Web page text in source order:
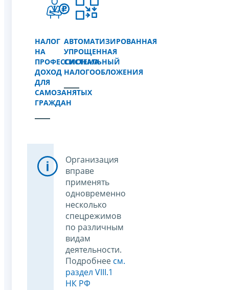
НАЛОГ
НА
ПРОФЕССИОНАЛЬНЫЙ
ДОХОД
ДЛЯ
САМОЗАНЯТЫХ
ГРАЖДАН
АВТОМАТИЗИРОВАННАЯ
УПРОЩЕННАЯ
СИСТЕМА
НАЛОГООБЛОЖЕНИЯ
Организация
вправе
применять
одновременно
несколько
спецрежимов
по различным
видам
деятельности.
Подробнее см.
раздел VIII.1
НК РФ